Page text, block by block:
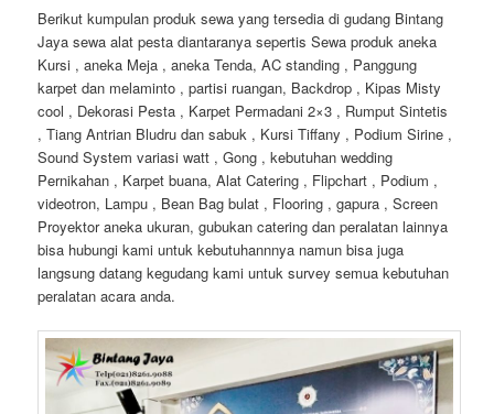
Berikut kumpulan produk sewa yang tersedia di gudang Bintang
Jaya sewa alat pesta diantaranya sepertis Sewa produk aneka
Kursi , aneka Meja , aneka Tenda, AC standing , Panggung
karpet dan melaminto , partisi ruangan, Backdrop , Kipas Misty
cool , Dekorasi Pesta , Karpet Permadani 2×3 , Rumput Sintetis
, Tiang Antrian Bludru dan sabuk , Kursi Tiffany , Podium Sirine ,
Sound System variasi watt , Gong , kebutuhan wedding
Pernikahan , Karpet buana, Alat Catering , Flipchart , Podium ,
videotron, Lampu , Bean Bag bulat , Flooring , gapura , Screen
Proyektor aneka ukuran, gubukan catering dan peralatan lainnya
bisa hubungi kami untuk kebutuhannnya namun bisa juga
langsung datang kegudang kami untuk survey semua kebutuhan
peralatan acara anda.